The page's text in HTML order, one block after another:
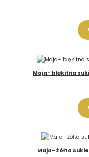
Maja- błękitna
Maja- żółta